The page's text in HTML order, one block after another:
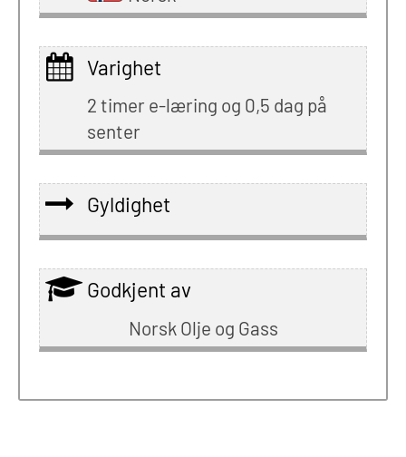
Varighet
2 timer e-læring og 0,5 dag på
senter
Gyldighet
Godkjent av
Norsk Olje og Gass